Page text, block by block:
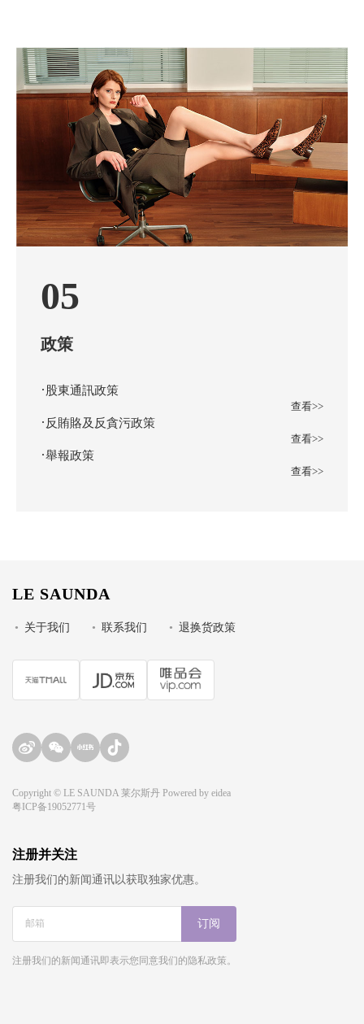
05
政策
·股東通訊政策
查看>>
·反賄賂及反貪污政策
查看>>
·舉報政策
查看>>
LE SAUNDA
• 关于我们 • 联系我们 • 退换货政策
Copyright © LE SAUNDA 莱尔斯丹 Powered by eidea
粤ICP备19052771号
注册并关注
注册我们的新闻通讯以获取独家优惠。
订阅
注册我们的新闻通讯即表示您同意我们的隐私政策。